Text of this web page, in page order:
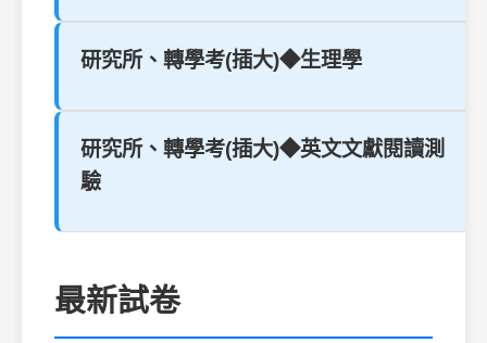
研究所、轉學考(插大)◆生理學
研究所、轉學考(插大)◆英文文獻閱讀測
驗
最新試卷